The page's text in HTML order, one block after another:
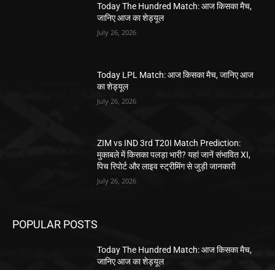
Today The Hundred Match: आज किसका मैच,
जानिए आज का शेड्यूल
July 26, 2026
Today LPL Match: आज किसका मैच, जानिए आज
का शेड्यूल
July 26, 2026
ZIM vs IND 3rd T20I Match Prediction:
मुकाबले में किसका पलड़ा भारी? यहां जानें संभावित XI,
पिच रिपोर्ट और लाइव स्ट्रीमिंग से जुड़ी जानकारी
July 26, 2026
POPULAR POSTS
Today The Hundred Match: आज किसका मैच,
जानिए आज का शेड्यूल